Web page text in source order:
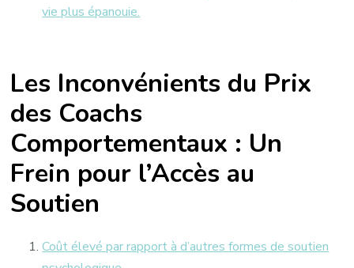
vie plus épanouie.
Les Inconvénients du Prix
des Coachs
Comportementaux : Un
Frein pour l’Accès au
Soutien
Coût élevé par rapport à d’autres formes de soutien